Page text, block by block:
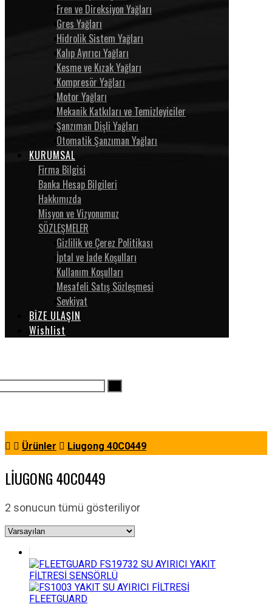
Fren ve Direksiyon Yağları
Gres Yağları
Hidrolik Sistem Yağları
Kalıp Ayırıcı Yağları
Kesme ve Kızak Yağları
Kompresör Yağları
Motor Yağları
Mekanik Katkıları ve Temizleyiciler
Şanzıman Dişli Yağları
Otomatik Şanzıman Yağları
KURUMSAL
Firma Bilgisi
Banka Hesap Bilgileri
Hakkımızda
Misyon ve Vizyonumuz
SÖZLEŞMELER
Gizlilik ve Çerez Politikası
İptal ve İade Koşulları
Kullanım Koşulları
Mesafeli Satış Sözleşmesi
Sevkiyat
BİZE ULAŞIN
Wishlist
Ürünler Liugong 40C0449
LIUGONG 40C0449
2 sonucun tümü gösteriliyor